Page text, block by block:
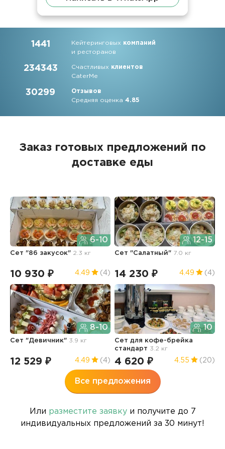
1441 Кейтеринговых компаний
и ресторанов
234343 Счастливых клиентов
CaterMe
30299
Отзывов
Средняя оценка4.85
Заказ готовых предложений по
доставке еды
6-10
Сет "86 закусок" 2.3 кг
10 930 ₽ 4.49 (4)
12-15
Сет "Салатный" 7.0 кг
14 230 ₽ 4.49 (4)
8-10
Сет "Девичник" 3.9 кг
12 529 ₽ 4.49 (4)
10
Сет для кофе-брейка
стандарт 3.2 кг
4 620 ₽ 4.55 (20)
Все предложения
Или разместите заявкуи получите до 7
индивидуальных предложений за 30 минут!